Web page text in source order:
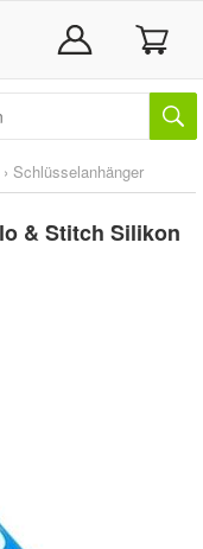
› Schlüsselanhänger
& Stitch Silikon